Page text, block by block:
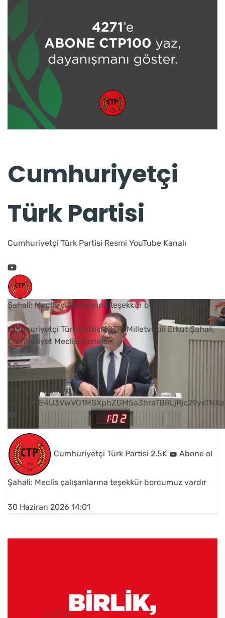
Cumhuriyetçi
Türk Partisi
Cumhuriyetçi Türk Partisi Resmi YouTube Kanalı
Şahali: Meclis çalışanlarına teşekkür borcumuz vardır
Cumhuriyetçi Türk Partisi (CTP) Milletvekili Erkut Şahali,
Cumhuriyet Meclisi Genel...
1 0
YouTube Videosu
Cumhuriyetçi Türk Partisi 2.5K Abone ol
Şahali: Meclis çalışanlarına teşekkür borcumuz vardır
30 Haziran 2026 14:01